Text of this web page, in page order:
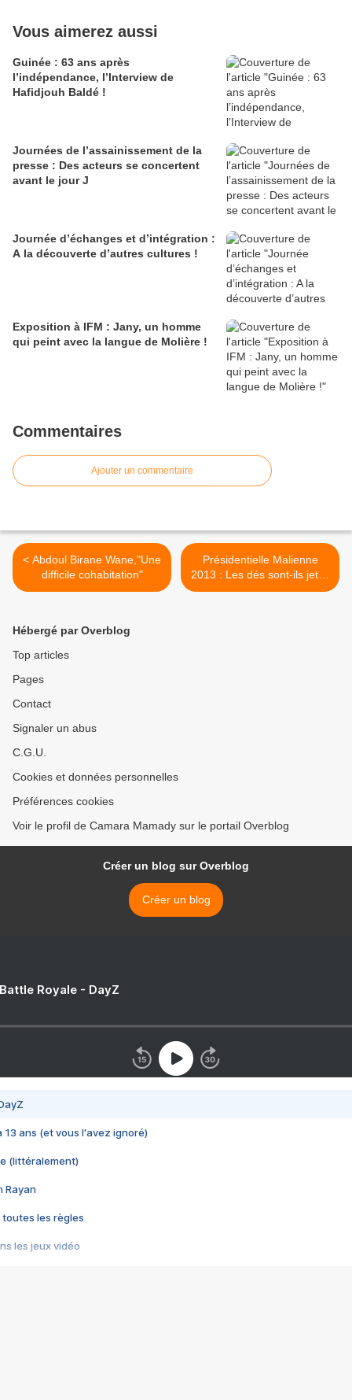
Vous aimerez aussi
Guinée : 63 ans après
l’indépendance, l’Interview de
Hafidjouh Baldé !
Journées de l’assainissement de la
presse : Des acteurs se concertent
avant le jour J
Journée d’échanges et d’intégration :
A la découverte d’autres cultures !
Exposition à IFM : Jany, un homme
qui peint avec la langue de Molière !
Commentaires
Ajouter un commentaire
< Abdoul Birane Wane,"Une
difficile cohabitation"
Présidentielle Malienne
2013 : Les dés sont-ils jetés
pour IBK ? >
Hébergé par Overblog
Top articles
Pages
Contact
Signaler un abus
C.G.U.
Cookies et données personnelles
Préférences cookies
Voir le profil de Camara Mamady sur le portail Overblog
Créer un blog sur Overblog
Créer un blog
Royale - DayZ
13 ans (et vous l'avez ignoré)
(littéralement)
Rayan
toutes les règles
les jeux vidéo